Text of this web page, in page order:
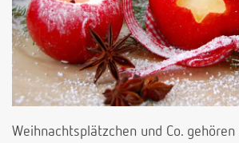
Weihnachtsplätzchen und Co.